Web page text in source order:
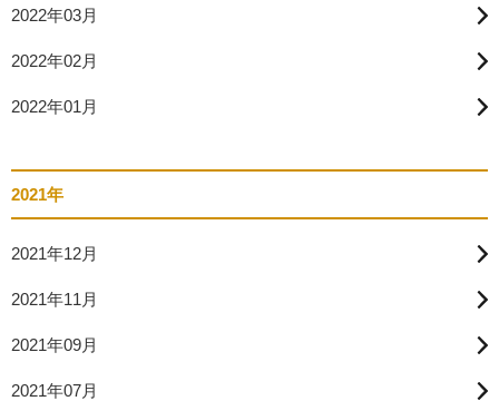
2022年03月
2022年02月
2022年01月
2021年
2021年12月
2021年11月
2021年09月
2021年07月